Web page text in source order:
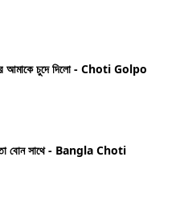
আমাকে চুদে দিলো - Choti Golpo
বোন সাথে - Bangla Choti